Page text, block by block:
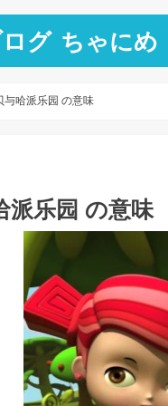
グ ちゃにめ
与哈派乐园 の意味
派乐园 の意味